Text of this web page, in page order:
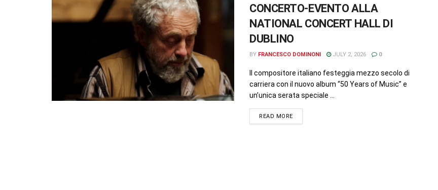
CONCERTO-EVENTO ALLA
NATIONAL CONCERT HALL DI
DUBLINO
BY FRANCESCO DOMINONI JULY 2, 2026 0
Il compositore italiano festeggia mezzo secolo di
carriera con il nuovo album “50 Years of Music” e
un’unica serata speciale ...
READ MORE